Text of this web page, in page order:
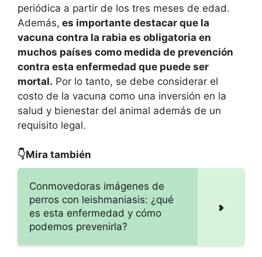
periódica a partir de los tres meses de edad.
Además, es importante destacar que la
vacuna contra la rabia es obligatoria en
muchos países como medida de prevención
contra esta enfermedad que puede ser
mortal. Por lo tanto, se debe considerar el
costo de la vacuna como una inversión en la
salud y bienestar del animal además de un
requisito legal.
👇Mira también
Conmovedoras imágenes de
perros con leishmaniasis: ¿qué
es esta enfermedad y cómo
podemos prevenirla?